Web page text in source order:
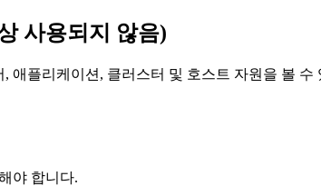
사용되지 않음)
플리케이션, 클러스터 및 호스트 자원을 볼
야 합니다.